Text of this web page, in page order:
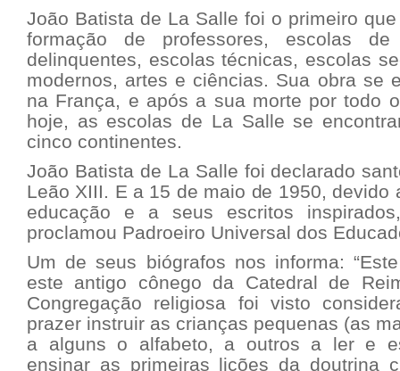
João Batista de La Salle foi o primeiro
formação de professores, escolas de
delinquentes, escolas técnicas, escolas
modernos, artes e ciências. Sua obra se
na França, e após a sua morte por todo
hoje, as escolas de La Salle se
cinco continentes.
João Batista de La Salle foi declarado
Leão XIII. E a 15 de maio de 1950, devido
educação e a seus escritos
proclamou Padroeiro Universal dos
Um de seus biógrafos nos informa:
este antigo cônego da Catedral de
Congregação religiosa foi visto
prazer instruir as crianças pequenas (as
a alguns o alfabeto, a outros a ler e
ensinar as primeiras lições da doutrina